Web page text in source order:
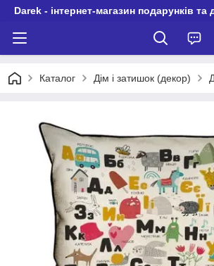
Darek - інтернет-магазин подарунків
Каталог Дім і затишок (декор)